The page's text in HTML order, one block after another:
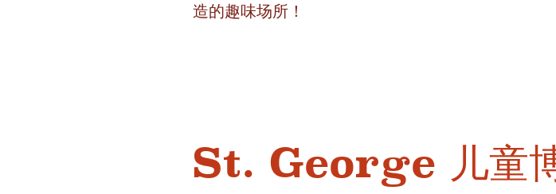
造的趣味场所！
St. George 儿童